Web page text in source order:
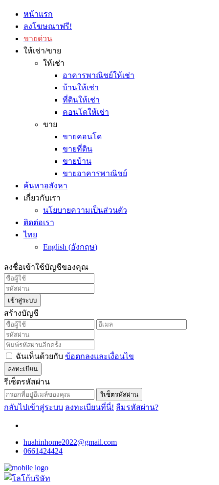
หน้าแรก
ลงโฆษณาฟรี!
ขายด่วน
ให้เช่า/ขาย
ให้เช่า
อาคารพาณิชย์ให้เช่า
บ้านให้เช่า
ที่ดินให้เช่า
คอนโดให้เช่า
ขาย
ขายคอนโด
ขายที่ดิน
ขายบ้าน
ขายอาคารพาณิชย์
ค้นหาอสังหา
เกี่ยวกับเรา
นโยบายความเป็นส่วนตัว
ติดต่อเรา
ไทย
English (อังกฤษ)
ลงชื่อเข้าใช้บัญชีของคุณ
เข้าสู่ระบบ
สร้างบัญชี
ฉันเห็นด้วยกับ ข้อตกลงและเงื่อนไข
ลงทะเบียน
รีเซ็ตรหัสผ่าน
รีเซ็ตรหัสผ่าน
กลับไปเข้าสู่ระบบ ลงทะเบียนที่นี่! ลืมรหัสผ่าน?
huahinhome2022@gmail.com
0661424424